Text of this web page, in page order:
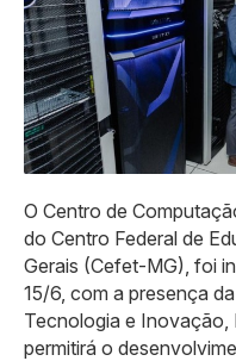
O Centro de
do Centro Federal de
Gerais (Cefet-MG), foi
15/6, com a presença
Tecnologia e Inovação,
permitirá o